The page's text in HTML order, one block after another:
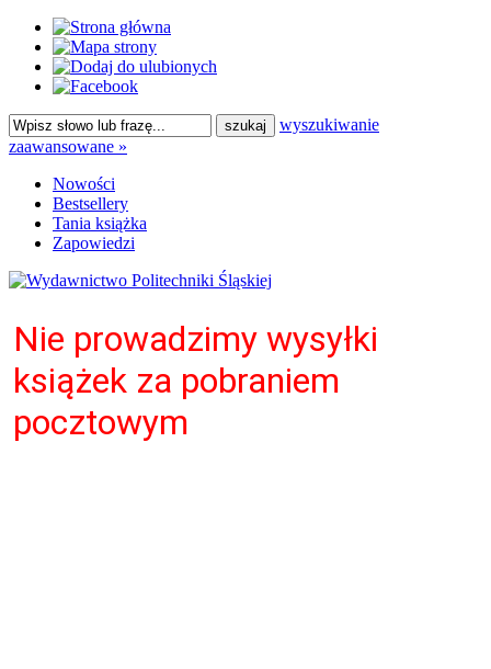
wyszukiwanie
zaawansowane »
Nowości
Bestsellery
Tania książka
Zapowiedzi
Nie prowadzimy wysyłki
książek za pobraniem
pocztowym